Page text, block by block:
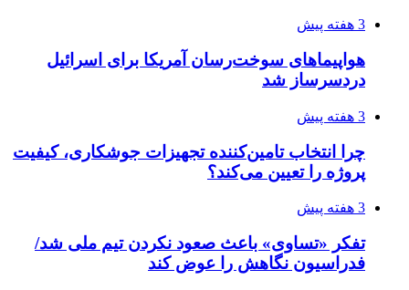
3 هفته پیش
هواپیماهای سوخت‌رسان آمریکا برای اسرائیل
دردسرساز شد
3 هفته پیش
چرا انتخاب تامین‌کننده تجهیزات جوشکاری، کیفیت
پروژه را تعیین می‌کند؟
3 هفته پیش
تفکر «تساوی» باعث صعود نکردن تیم ملی شد/
فدراسیون نگاهش را عوض کند